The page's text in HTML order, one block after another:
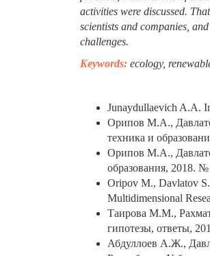
activities were discussed.
scientists and companies,
challenges.
Keywords: ecology,
Junaydullaevich A.A.
Орипов М.А.,
техника и
Орипов М.А.,
образования, 2018.
Oripov M., Davlatov S.
Multidimensional
Таирова М.М.,
гипотезы, ответы,
Абдуллоев А.Ж.,